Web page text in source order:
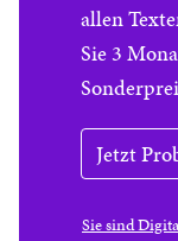
allen
Sie 3
Jetzt
Sie sind